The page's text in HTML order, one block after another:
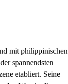
mit philippinischen
spannendsten
etabliert. Seine